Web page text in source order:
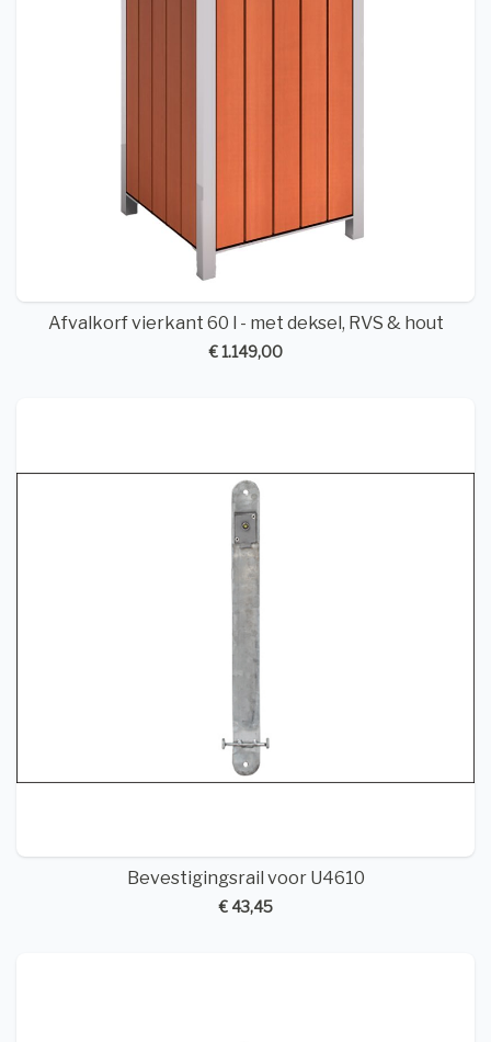
Afvalkorf vierkant 60 l - met deksel, RVS & hout
€ 1.149,00
Bevestigingsrail voor U4610
€ 43,45